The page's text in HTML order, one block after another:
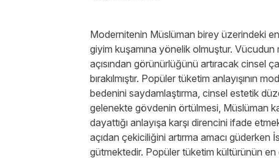
Modernitenin Müslüman birey üzerindeki
giyim kuşamına yönelik olmuştur.
açısından görünürlüğünü artıracak cinsel
bırakılmıştır. Popüler tüketim anlayışının
bedenini saydamlaştırma, cinsel estetik
gelenekte gövdenin örtülmesi, Müslüman
dayattığı anlayışa karşı direncini ifade
açıdan çekiciliğini artırma amacı güderken
gütmektedir. Popüler tüketim kültürünün